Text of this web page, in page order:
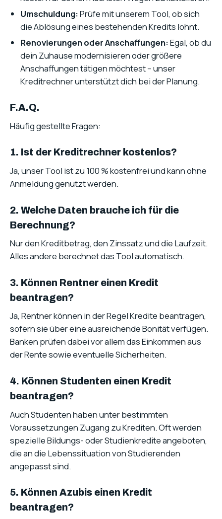
Umschuldung:Prüfe mit unserem Tool, ob sich
die Ablösung eines bestehenden Kredits lohnt.
Renovierungen oder Anschaffungen:Egal, ob du
dein Zuhause modernisieren oder größere
Anschaffungen tätigen möchtest – unser
Kreditrechner unterstützt dich bei der Planung.
F.A.Q.
Häufig gestellte Fragen:
1. Ist der Kreditrechner kostenlos?
Ja, unser Tool ist zu 100 % kostenfrei und kann ohne
Anmeldung genutzt werden.
2. Welche Daten brauche ich für die
Berechnung?
Nur den Kreditbetrag, den Zinssatz und die Laufzeit.
Alles andere berechnet das Tool automatisch.
3. Können Rentner einen Kredit
beantragen?
Ja, Rentner können in der Regel Kredite beantragen,
sofern sie über eine ausreichende Bonität verfügen.
Banken prüfen dabei vor allem das Einkommen aus
der Rente sowie eventuelle Sicherheiten.
4. Können Studenten einen Kredit
beantragen?
Auch Studenten haben unter bestimmten
Voraussetzungen Zugang zu Krediten. Oft werden
spezielle Bildungs- oder Studienkredite angeboten,
die an die Lebenssituation von Studierenden
angepasst sind.
5. Können Azubis einen Kredit
beantragen?